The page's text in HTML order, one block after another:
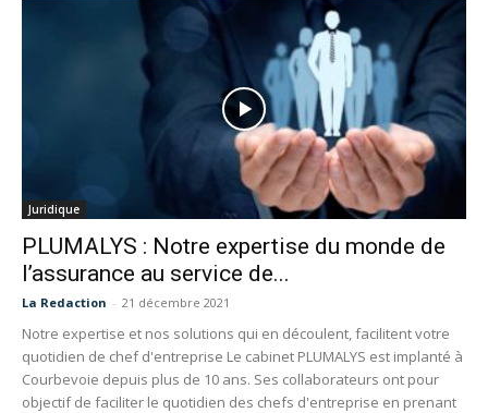
Juridique
PLUMALYS : Notre expertise du monde de
l’assurance au service de...
La Redaction - 21 décembre 2021
Notre expertise et nos solutions qui en découlent, facilitent votre
quotidien de chef d'entreprise Le cabinet PLUMALYS est implanté à
Courbevoie depuis plus de 10 ans. Ses collaborateurs ont pour
objectif de faciliter le quotidien des chefs d'entreprise en prenant